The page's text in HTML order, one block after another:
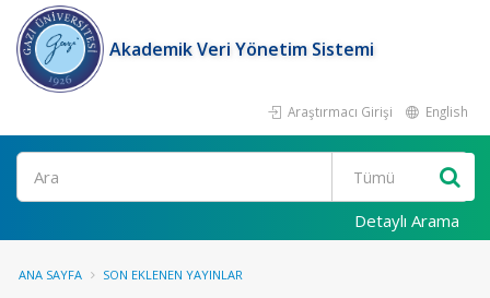
Akademik Veri Yönetim Sistemi
Araştırmacı Girişi English
Ara
Detaylı Arama
ANA SAYFA SON EKLENEN YAYINLAR